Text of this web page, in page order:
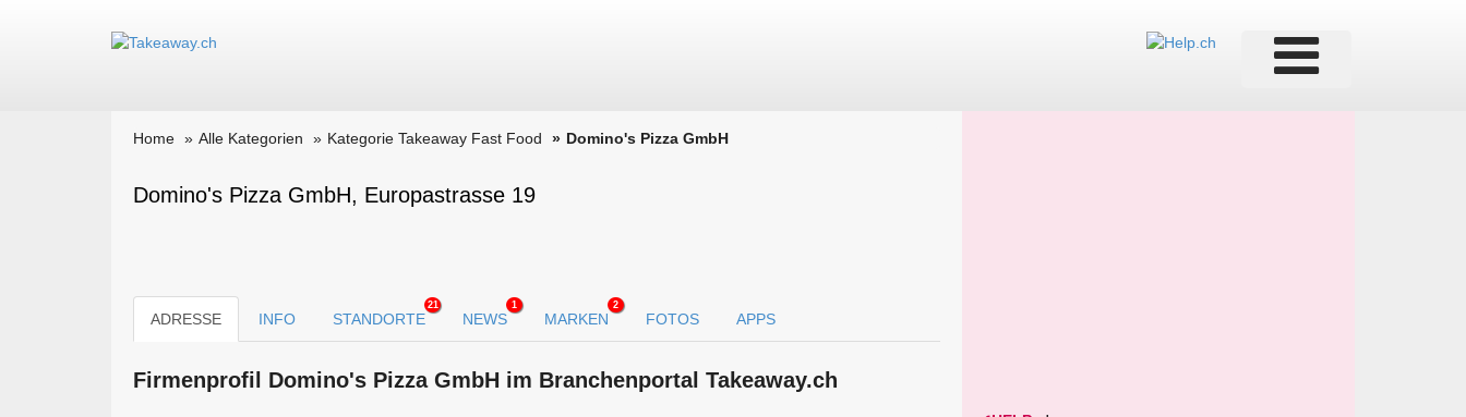
Home Alle Kategorien Kategorie Takeaway Fast Food Domino's Pizza GmbH
Domino's Pizza GmbH, Europastrasse 19
ADRESSE INFO STANDORTE
21
NEWS
1
MARKEN
2
FOTOS APPS
Firmen­profil Domino's Pizza GmbH im Branchen­portal Takeaway.ch